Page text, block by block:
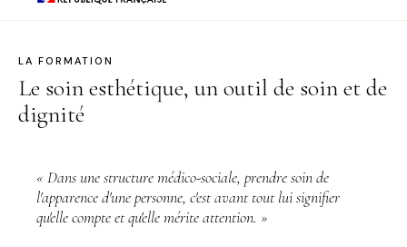
LA FORMATION
Le soin esthétique, un outil de soin et de
dignité
« Dans une structure médico-sociale, prendre soin de
l'apparence d'une personne, c'est avant tout lui signifier
qu'elle compte et qu'elle mérite attention. »